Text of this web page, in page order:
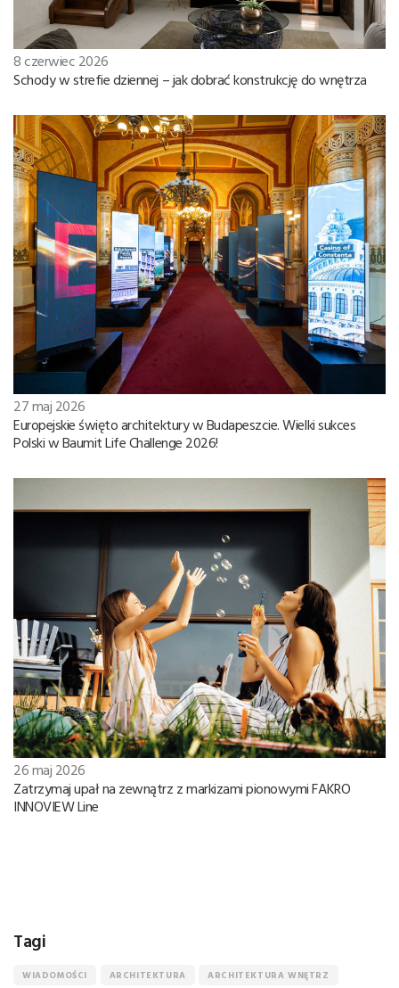
8 czerwiec 2026
Schody w strefie dziennej – jak dobrać konstrukcję do wnętrza
27 maj 2026
Europejskie święto architektury w Budapeszcie. Wielki sukces
Polski w Baumit Life Challenge 2026!
26 maj 2026
Zatrzymaj upał na zewnątrz z markizami pionowymi FAKRO
INNOVIEW Line
Tagi
WIADOMOŚCI ARCHITEKTURA ARCHITEKTURA WNĘTRZ